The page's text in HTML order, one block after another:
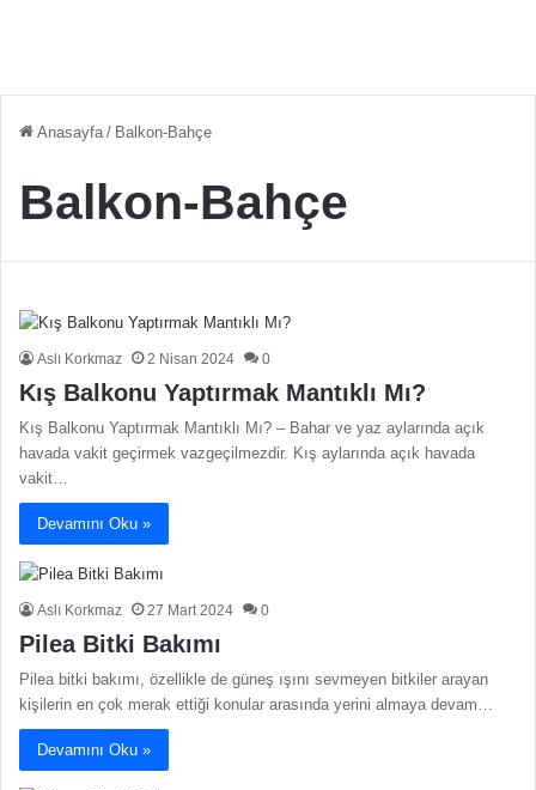
Anasayfa / Balkon-Bahçe
Balkon-Bahçe
Aslı Korkmaz 2 Nisan 2024 0
Kış Balkonu Yaptırmak Mantıklı Mı?
Kış Balkonu Yaptırmak Mantıklı Mı? – Bahar ve yaz aylarında açık
havada vakit geçirmek vazgeçilmezdir. Kış aylarında açık havada
vakit…
Devamını Oku »
Aslı Korkmaz 27 Mart 2024 0
Pilea Bitki Bakımı
Pilea bitki bakımı, özellikle de güneş ışını sevmeyen bitkiler arayan
kişilerin en çok merak ettiği konular arasında yerini almaya devam…
Devamını Oku »